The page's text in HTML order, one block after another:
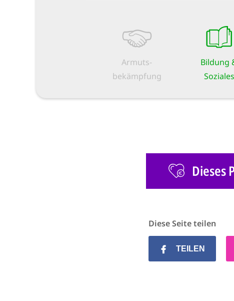
Armuts­
bekämpfung
Bildung
Soziales
Dieses
Diese Seite teilen
TEILEN